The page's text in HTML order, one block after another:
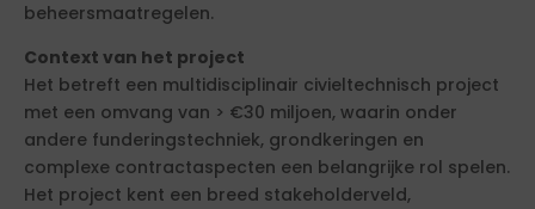
beheersmaatregelen.
Context van het project
Het betreft een multidisciplinair civieltechnisch project
met een omvang van > €30 miljoen, waarin onder
andere funderingstechniek, grondkeringen en
complexe contractaspecten een belangrijke rol spelen.
Het project kent een breed stakeholderveld,